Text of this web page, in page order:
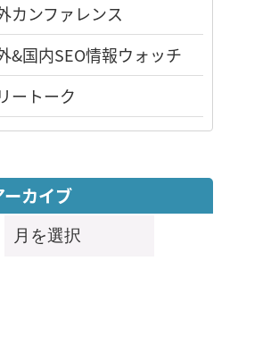
カンファレンス
&国内SEO情報ウォッチ
ートーク
ーカイブ
月
別